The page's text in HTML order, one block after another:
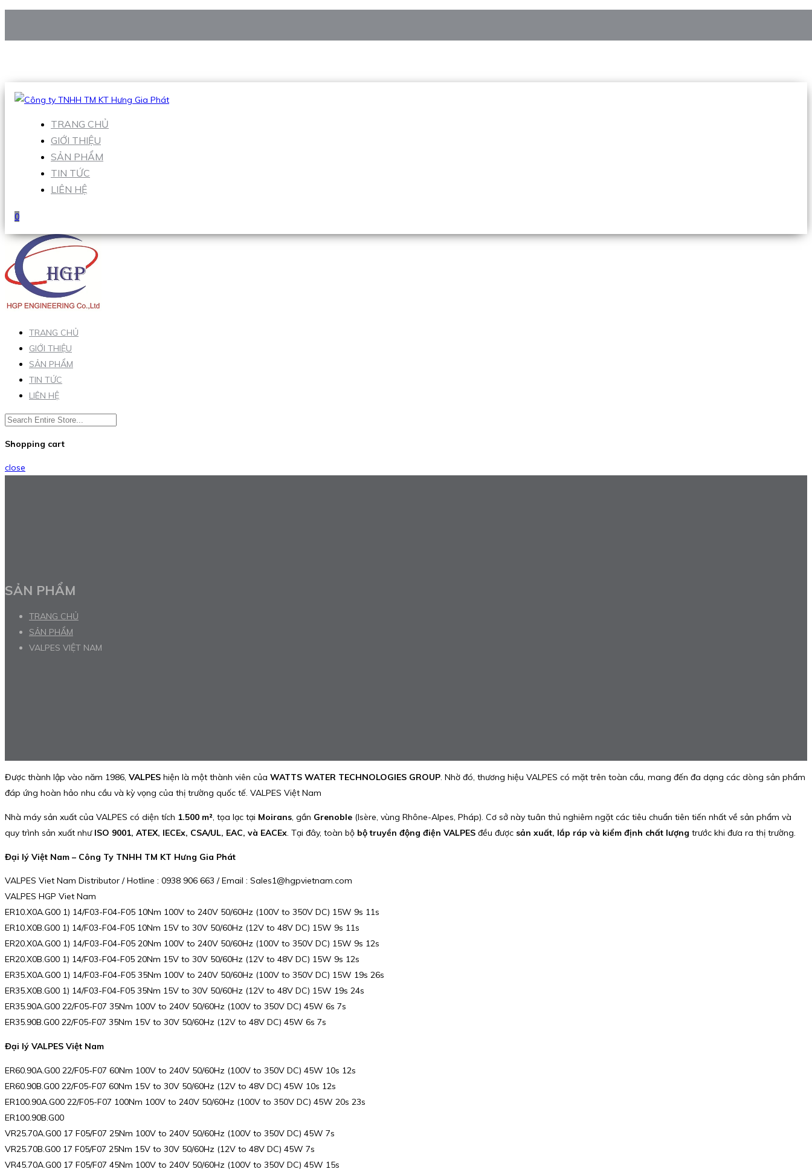
Hotline:0938 906 663
TRANG CHỦ
GIỚI THIỆU
SẢN PHẨM
TIN TỨC
LIÊN HỆ
0
TRANG CHỦ
GIỚI THIỆU
SẢN PHẨM
TIN TỨC
LIÊN HỆ
Shopping cart
close
SẢN PHẨM
TRANG CHỦ
SẢN PHẨM
VALPES VIỆT NAM
Được thành lập vào năm 1986, VALPES hiện là một thành viên của WATTS WATER TECHNOLOGIES GROUP. Nhờ đó, thương hiệu VALPES có mặt trên toàn cầu, mang đến đa dạng các dòng sản phẩm
đáp ứng hoàn hảo nhu cầu và kỳ vọng của thị trường quốc tế. VALPES Việt Nam
Nhà máy sản xuất của VALPES có diện tích 1.500 m², tọa lạc tại Moirans, gần Grenoble (Isère, vùng Rhône-Alpes, Pháp). Cơ sở này tuân thủ nghiêm ngặt các tiêu chuẩn tiên tiến nhất về sản phẩm và
quy trình sản xuất như ISO 9001, ATEX, IECEx, CSA/UL, EAC, và EACEx. Tại đây, toàn bộ bộ truyền động điện VALPES đều được sản xuất, lắp ráp và kiểm định chất lượng trước khi đưa ra thị trường.
Đại lý Việt Nam – Công Ty TNHH TM KT Hưng Gia Phát
VALPES Viet Nam Distributor / Hotline : 0938 906 663 / Email : Sales1@hgpvietnam.com
VALPES HGP Viet Nam
ER10.X0A.G00 1) 14/F03-F04-F05 10Nm 100V to 240V 50/60Hz (100V to 350V DC) 15W 9s 11s
ER10.X0B.G00 1) 14/F03-F04-F05 10Nm 15V to 30V 50/60Hz (12V to 48V DC) 15W 9s 11s
ER20.X0A.G00 1) 14/F03-F04-F05 20Nm 100V to 240V 50/60Hz (100V to 350V DC) 15W 9s 12s
ER20.X0B.G00 1) 14/F03-F04-F05 20Nm 15V to 30V 50/60Hz (12V to 48V DC) 15W 9s 12s
ER35.X0A.G00 1) 14/F03-F04-F05 35Nm 100V to 240V 50/60Hz (100V to 350V DC) 15W 19s 26s
ER35.X0B.G00 1) 14/F03-F04-F05 35Nm 15V to 30V 50/60Hz (12V to 48V DC) 15W 19s 24s
ER35.90A.G00 22/F05-F07 35Nm 100V to 240V 50/60Hz (100V to 350V DC) 45W 6s 7s
ER35.90B.G00 22/F05-F07 35Nm 15V to 30V 50/60Hz (12V to 48V DC) 45W 6s 7s
Đại lý VALPES Việt Nam
ER60.90A.G00 22/F05-F07 60Nm 100V to 240V 50/60Hz (100V to 350V DC) 45W 10s 12s
ER60.90B.G00 22/F05-F07 60Nm 15V to 30V 50/60Hz (12V to 48V DC) 45W 10s 12s
ER100.90A.G00 22/F05-F07 100Nm 100V to 240V 50/60Hz (100V to 350V DC) 45W 20s 23s
ER100.90B.G00
VR25.70A.G00 17 F05/F07 25Nm 100V to 240V 50/60Hz (100V to 350V DC) 45W 7s
VR25.70B.G00 17 F05/F07 25Nm 15V to 30V 50/60Hz (12V to 48V DC) 45W 7s
VR45.70A.G00 17 F05/F07 45Nm 100V to 240V 50/60Hz (100V to 350V DC) 45W 15s